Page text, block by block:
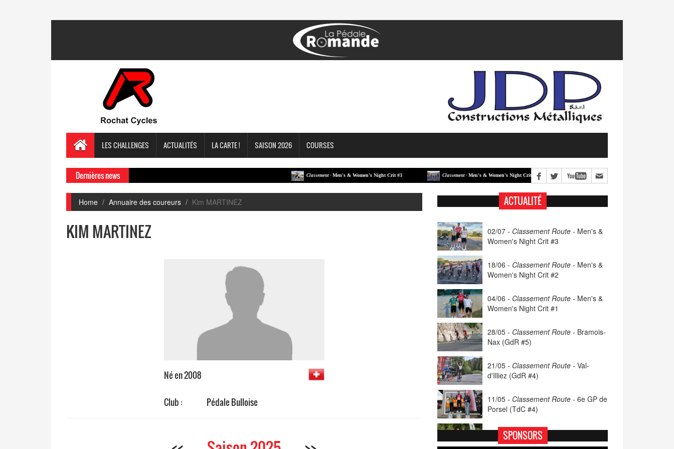
LES CHALLENGES ACTUALITÉS LA CARTE ! SAISON 2026 COURSES
Dernières news Classement -Men's & Women's Night Crit #3 Classement -Men's & Women's Night Crit #2 Classement - Men's & Women's Night Crit #1
Home Annuaire des coureurs Kim MARTINEZ
KIM MARTINEZ
Né en 2008
Club : Pédale Bulloise
ACTUALITÉ
02/07 - Classement Route - Men's &
Women's Night Crit #3
18/06 - Classement Route - Men's &
Women's Night Crit #2
04/06 - Classement Route - Men's &
Women's Night Crit #1
28/05 - Classement Route - Bramois-
Nax (GdR #5)
21/05 - Classement Route - Val-
d'Illiez (GdR #4)
11/05 - Classement Route - 6e GP de
Porsel (TdC #4)
07/05 -Classement Route -Blonay-
Les Pléiades (GdR #3)
SPONSORS